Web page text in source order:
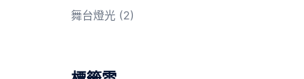
舞台燈光 (2)